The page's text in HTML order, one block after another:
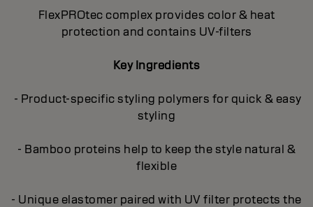
FlexPROtec complex provides color & heat
protection and contains UV-filters
Key Ingredients
- Product-specific styling polymers for quick & easy
styling
- Bamboo proteins help to keep the style natural &
flexible
- Unique elastomer paired with UV filter protects the